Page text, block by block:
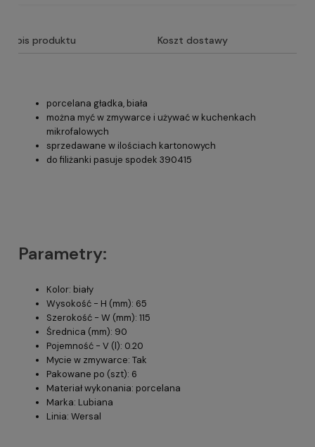
Opis produktu Koszt dostawy
porcelana gładka, biała
można myć w zmywarce i używać w kuchenkach
mikrofalowych
sprzedawane w ilościach kartonowych
do filiżanki pasuje spodek 390415
Parametry:
Kolor: biały
Wysokość - H (mm): 65
Szerokość - W (mm): 115
Średnica (mm): 90
Pojemność - V (l): 0.20
Mycie w zmywarce: Tak
Pakowane po (szt): 6
Materiał wykonania: porcelana
Marka: Lubiana
Linia: Wersal